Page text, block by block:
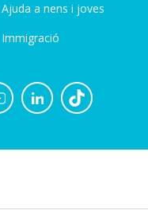
Ajuda a nens i joves
Immigració